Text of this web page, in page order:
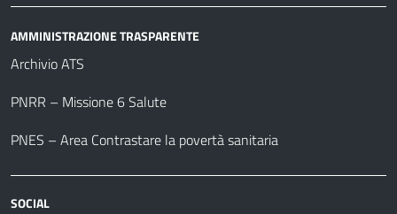
AMMINISTRAZIONE TRASPARENTE
Archivio ATS
PNRR – Missione 6 Salute
PNES – Area Contrastare la povertà sanitaria
SOCIAL